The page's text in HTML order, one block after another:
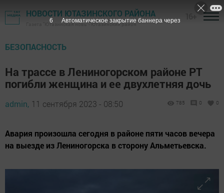
НОВОСТИ ЮТАЗИНСКОГО РАЙОНА
Газета "Ютазинская новь" - Ютазинский район
БЕЗОПАСНОСТЬ
На трассе в Лениногорском районе РТ
погибли женщина и ее двухлетняя дочь
admin, 11 сентября 2023 - 08:50 785 0 0
Авария произошла сегодня в районе пяти часов вечера
на выезде из Лениногорска в сторону Альметьевска.
5 Автоматическое закрытие баннера через